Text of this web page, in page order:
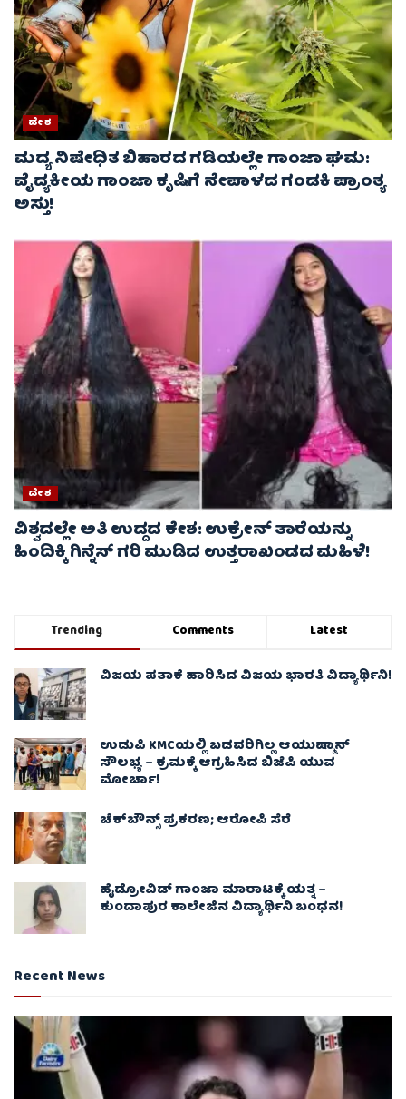
ದೇಶ
ಮದ್ಯ ನಿಷೇಧಿತ ಬಿಹಾರದ ಗಡಿಯಲ್ಲೇ ಗಾಂಜಾ ಘಮ:
ವೈದ್ಯಕೀಯ ಗಾಂಜಾ ಕೃಷಿಗೆ ನೇಪಾಳದ ಗಂಡಕಿ ಪ್ರಾಂತ್ಯ
ಅಸ್ತು!
ದೇಶ
ವಿಶ್ವದಲ್ಲೇ ಅತಿ ಉದ್ದದ ಕೇಶ: ಉಕ್ರೇನ್ ತಾರೆಯನ್ನು
ಹಿಂದಿಕ್ಕಿ ಗಿನ್ನೆಸ್ ಗರಿ ಮುಡಿದ ಉತ್ತರಾಖಂಡದ ಮಹಿಳೆ!
Trending Comments Latest
ವಿಜಯ ಪತಾಕೆ ಹಾರಿಸಿದ ವಿಜಯ ಭಾರತಿ ವಿದ್ಯಾರ್ಥಿನಿ!
ಉಡುಪಿ KMCಯಲ್ಲಿ ಬಡವರಿಗಿಲ್ಲ ಆಯುಷ್ಮಾನ್
ಸೌಲಭ್ಯ – ಕ್ರಮಕ್ಕೆ ಆಗ್ರಹಿಸಿದ ಬಿಜೆಪಿ ಯುವ
ಮೋರ್ಚಾ!
ಚೆಕ್​ಬೌನ್ಸ್​ ಪ್ರಕರಣ; ಆರೋಪಿ ಸೆರೆ
ಹೈಡ್ರೋವಿಡ್ ಗಾಂಜಾ ಮಾರಾಟಕ್ಕೆ ಯತ್ನ –
ಕುಂದಾಪುರ ಕಾಲೇಜಿನ ವಿದ್ಯಾರ್ಥಿನಿ ಬಂಧನ!
Recent News